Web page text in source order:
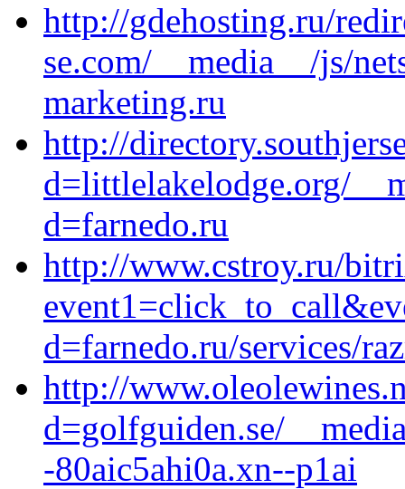
http://gdehosting.ru/
se.com/__media__/js/
marketing.ru
http://
d=littlelakelodge.org/
d=farnedo.ru
http://www.cstroy.ru/
d=farnedo.ru/services/
http://
d=golfguiden.se/
-80aic5ahi0a.xn--p1ai